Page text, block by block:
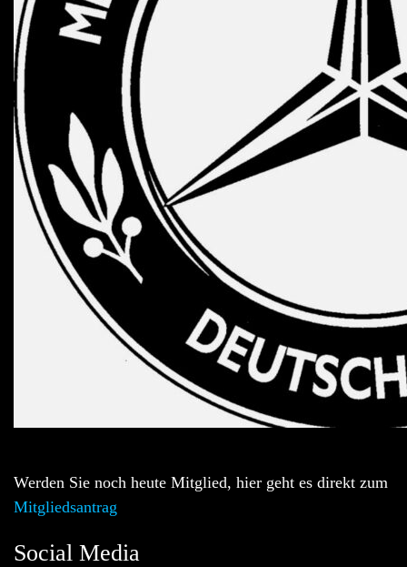
Werden Sie noch heute Mitglied, hier geht es direkt zum
Mitgliedsantrag
Social Media